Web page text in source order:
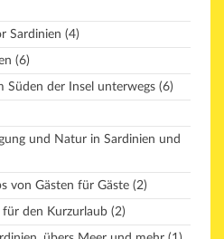
Sardinien (4)
(6)
Süden der Insel unterwegs (6)
und Natur in Sardinien und
von Gästen für Gäste (2)
den Kurzurlaub (2)